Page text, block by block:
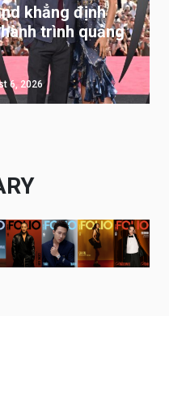
khẳng định
trình quảng
6, 2026